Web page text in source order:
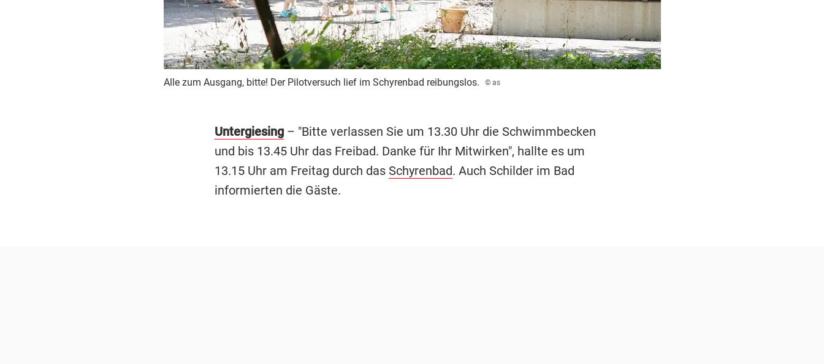
Alle zum Ausgang, bitte! Der Pilotversuch lief im Schyrenbad reibungslos. © as
Untergiesing– "Bitte verlassen Sie um 13.30 Uhr die Schwimmbecken
und bis 13.45 Uhr das Freibad. Danke für Ihr Mitwirken", hallte es um
13.15 Uhr am Freitag durch das Schyrenbad. Auch Schilder im Bad
informierten die Gäste.